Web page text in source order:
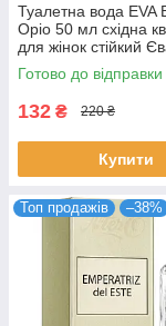
Туалетна вода EVA
Opio 50 мл східна
для жінок стійкий
Косметікс
Готово до відправки
132 ₴ 220 ₴
Купити
Топ продажів –38%